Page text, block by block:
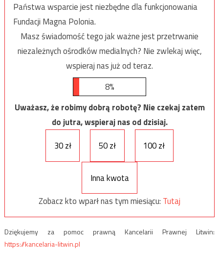
Państwa wsparcie jest niezbędne dla funkcjonowania
Fundacji Magna Polonia.
Masz świadomość tego jak ważne jest przetrwanie
niezależnych ośrodków medialnych? Nie zwlekaj więc,
wspieraj nas już od teraz.
8%
Uważasz, że robimy dobrą robotę? Nie czekaj zatem
do jutra, wspieraj nas od dzisiaj.
30 zł
50 zł 100 zł
Inna kwota
Zobacz kto wparł nas tym miesiącu: Tutaj
Dziękujemy za pomoc prawną Kancelarii Prawnej Litwin:
https://kancelaria-litwin.pl